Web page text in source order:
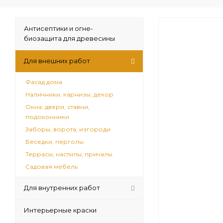
Антисептики и огне-
биозащита для древесины
Для внешних работ
Фасад дома
Наличники, карнизы, декор
Окна, двери, ставни,
подоконники
Заборы, ворота, изгороди
Беседки, перголы
Террасы, настилы, причалы
Садовая мебель
Для внутренних работ
Интерьерные краски